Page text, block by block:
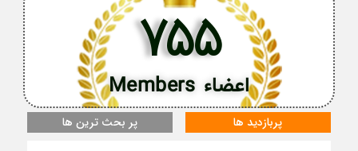
اعضاء Members
755
پربازدید ها پر بحث ترین ها